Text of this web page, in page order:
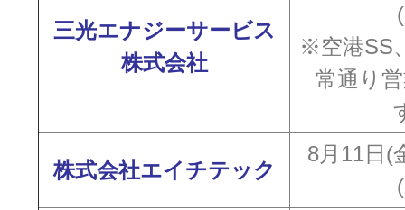
三光エナジーサービス
株式会社
※空港SS
常通り
株式会社エイチテック
8月11日(